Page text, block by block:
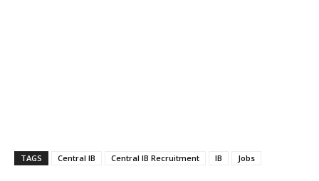
TAGS Central IB Central IB Recruitment IB Jobs